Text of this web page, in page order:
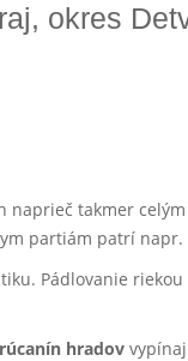
okres
naprieč takmer
partiám patrí napr.
Pádlovanie
hradov